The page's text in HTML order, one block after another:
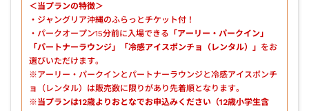
＜当プランの特徴＞
・ジャングリア沖縄のふらっとチケット付！
・パークオープン15分前に入場できる 「アーリー・パークイン」
「パートナーラウンジ」「冷感アイスポンチョ（レンタル）」 をお
選びいただけます。
※アーリー・パークインとパートナーラウンジと冷感アイスポンチ
ョ（レンタル）は販売数に限りがあり先着順となります。
※当プランは12歳よりおとなでお申込みください（12歳小学生含